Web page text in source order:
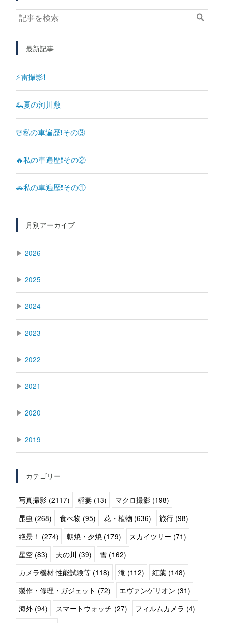
最新記事
⚡️雷撮影❗️
🦗夏の河川敷
☃️私の車遍歴❗️その③
🔥私の車遍歴❗️その②
🚗私の車遍歴❗️その①
月別アーカイブ
▶ 2026
▶ 2025
▶ 2024
▶ 2023
▶ 2022
▶ 2021
▶ 2020
▶ 2019
カテゴリー
写真撮影 (2117) 稲妻 (13)
マクロ撮影 (198)
昆虫 (268)
食べ物 (95) 花・植物 (636)
旅行 (98)
絶景！ (274)
朝焼・夕焼 (179)
スカイツリー (71)
星空 (83)
天の川 (39)
雪 (162)
カメラ機材 性能試験等 (118)
滝 (112)
紅葉 (148)
製作・修理・ガジェット (72)
エヴァンゲリオン (31)
海外 (94)
スマートウォッチ (27)
フィルムカメラ (4)